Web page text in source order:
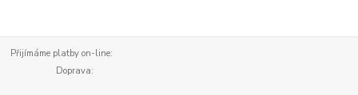
Přijímáme platby on-line:
Doprava: